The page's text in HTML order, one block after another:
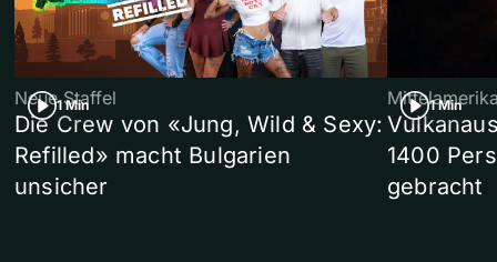
1 Min
Neue Staffel
Die Crew von «Jung, Wild & Sexy:
Refilled» macht Bulgarien
unsicher
1 Min
1400
gebracht